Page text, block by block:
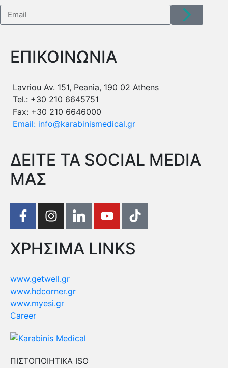
ΕΠΙΚΟΙΝΩΝΙΑ
Lavriou Av. 151, Peania, 190 02 Athens
Tel.: +30 210 6645751
Fax: +30 210 6646000
Email: info@karabinismedical.gr
ΔEITE TA SOCIAL MEDIA
ΜΑΣ
ΧΡΗΣΙΜΑ LINKS
www.getwell.gr
www.hdcorner.gr
www.myesi.gr
Career
ΠΙΣΤΟΠΟΙΗΤΙΚΑ ISO